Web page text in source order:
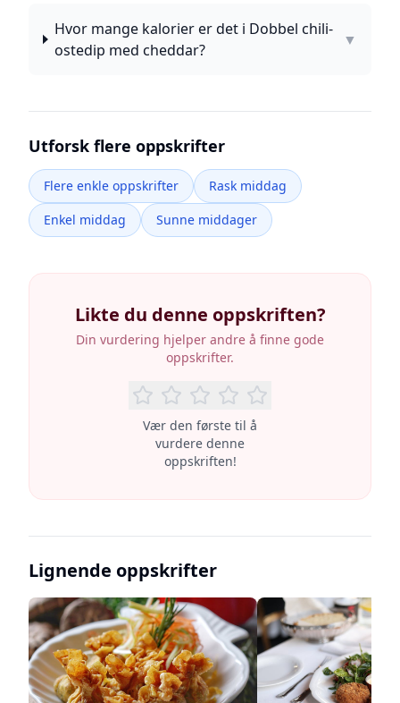
Hvor mange kalorier er det i Dobbel chili-
ostedip med cheddar?
▼
Utforsk flere oppskrifter
Flere enkle oppskrifter
Rask middag
Enkel middag
Sunne middager
Likte du denne oppskriften?
Din vurdering hjelper andre å finne gode
oppskrifter.
Vær den første til å
vurdere denne
oppskriften!
Lignende oppskrifter